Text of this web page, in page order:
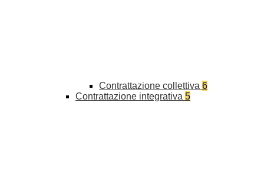
Contrattazione collettiva 6
Contrattazione integrativa 5